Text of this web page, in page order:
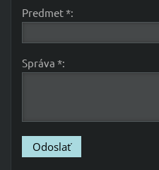
Predmet *:
Správa *: